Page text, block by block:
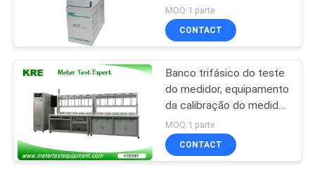
laptop do equipamento
de teste
MOQ:1 parte
CONTACT
Banco trifásico do teste
do medidor, equipamento
da calibração do medidor
da energia da precisão
alta
MOQ:1 parte
CONTACT